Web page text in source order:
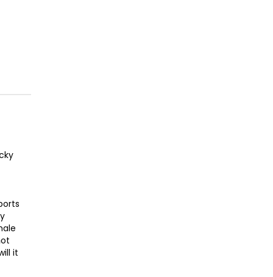
it